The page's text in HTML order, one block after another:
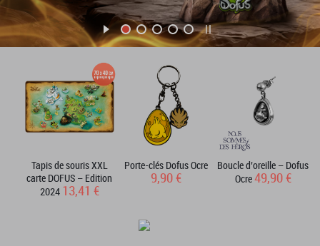
Tapis de souris XXL
carte DOFUS – Edition
2024 13,41 €
Porte-clés Dofus Ocre
9,90 €
Boucle d’oreille – Dofus
Ocre49,90 €